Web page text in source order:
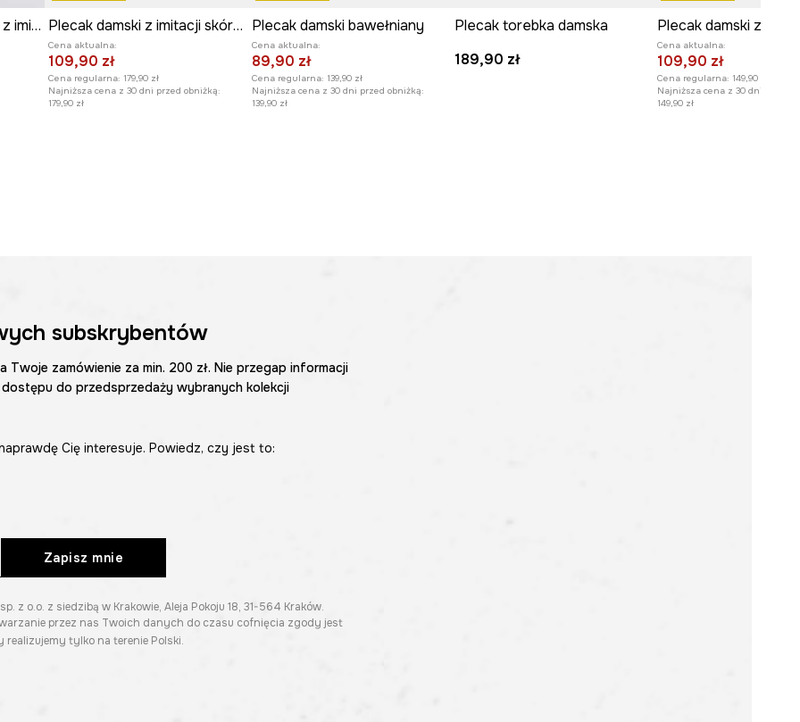
Plecak torebka damska z imitacji skóry
Plecak damski z imitacji skóry z ozdobnym haftem
Cena aktualna:
109,90 zł
Cena regularna: 179,90 zł
Najniższa cena z 30 dni przed obniżką:
179,90 zł
Plecak damski bawełniany
Cena aktualna:
89,90 zł
Cena regularna: 139,90 zł
Najniższa cena z 30 dni przed obniżką:
139,90 zł
Plecak torebka damska
189,90 zł
Plecak damski z
Cena aktualna:
109,90 zł
Cena regularna: 149,90 zł
Najniższa cena z 30 dni przed
149,90 zł
subskrybentów
zamówienie za min. 200 zł. Nie przegap informacji
do przedsprzedaży wybranych kolekcji
Cię interesuje. Powiedz, czy jest to:
Zapisz mnie
o.o. z siedzibą w Krakowie, Aleja Pokoju 18, 31-564 Kraków.
przez nas Twoich danych do czasu cofnięcia zgody jest
realizujemy tylko na terenie Polski.